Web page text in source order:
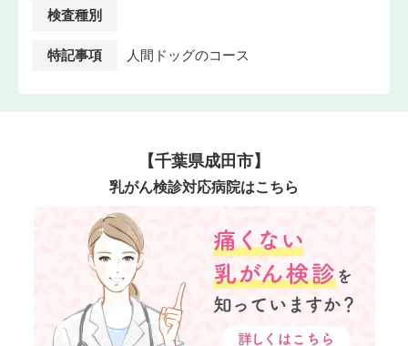
検査種別
特記事項 人間ドッグのコース
【千葉県成田市】
乳がん検診対応病院はこちら